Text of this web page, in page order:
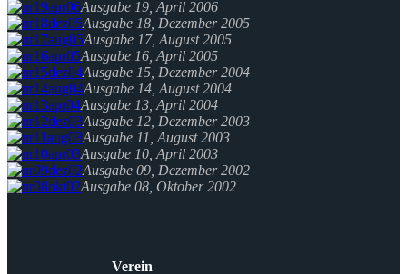
Ausgabe 19, April 2006
Ausgabe 18, Dezember 2005
Ausgabe 17, August 2005
Ausgabe 16, April 2005
Ausgabe 15, Dezember 2004
Ausgabe 14, August 2004
Ausgabe 13, April 2004
Ausgabe 12, Dezember 2003
Ausgabe 11, August 2003
Ausgabe 10, April 2003
Ausgabe 09, Dezember 2002
Ausgabe 08, Oktober 2002
Verein